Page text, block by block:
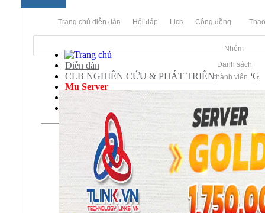
Trang chủ diễn đàn Hỏi đáp Lịch Cộng đồng
Nhóm
Danh sách
thành viên
Diễn đàn
CLB NGHIÊN CỨU & PHÁT TRIỂN MMORPG
Mu Server
Releases